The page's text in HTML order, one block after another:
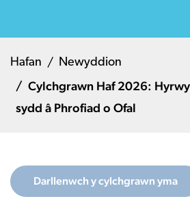
Hafan Newyddion
Cylchgrawn Haf 2026:
sydd â Phrofiad o Ofal
Darllenwch y cylchgrawn yma